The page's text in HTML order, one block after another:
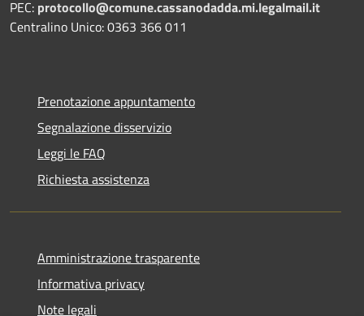
PEC: protocollo@comune.cassanodadda.mi.legalmail.it
Centralino Unico: 0363 366 011
Prenotazione appuntamento
Segnalazione disservizio
Leggi le FAQ
Richiesta assistenza
Amministrazione trasparente
Informativa privacy
Note legali